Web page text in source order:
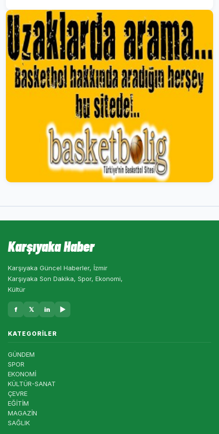
Karşıyaka Haber
Karşıyaka Güncel Haberler, İzmir
Karşıyaka Son Dakika, Spor, Ekonomi,
Kültür
f 𝕏 in ▶
KATEGORILER
GÜNDEM
SPOR
EKONOMİ
KÜLTÜR-SANAT
ÇEVRE
EĞİTİM
MAGAZİN
SAĞLIK